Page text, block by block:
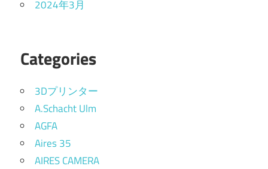
2024年3月
Categories
3Dプリンター
A.Schacht Ulm
AGFA
Aires 35
AIRES CAMERA